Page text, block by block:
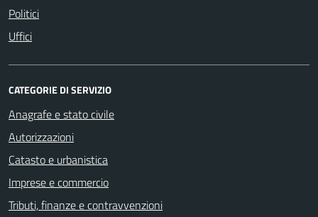
Politici
Uffici
CATEGORIE DI SERVIZIO
Anagrafe e stato civile
Autorizzazioni
Catasto e urbanistica
Imprese e commercio
Tributi, finanze e contravvenzioni